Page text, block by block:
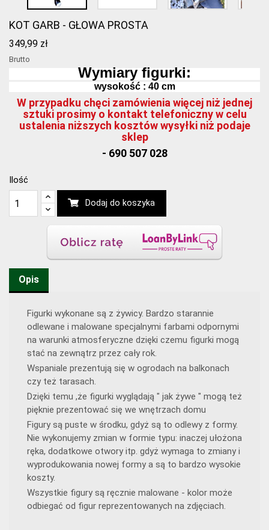
KOT GARB - GŁOWA PROSTA
349,99 zł
Brutto
Wymiary figurki:
wysokość : 40 cm
W przypadku chęci zamówienia więcej niż jednej
sztuki prosimy o kontakt telefoniczny w celu
ustalenia niższych kosztów wysyłki niż podaje
sklep
- 690 507 028
Ilość
Dodaj do koszyka
Opis
Figurki wykonane są z żywicy. Bardzo starannie
odlewane i malowane specjalnymi farbami odpornymi
na warunki atmosferyczne dzięki czemu figurki mogą
stać na zewnątrz przez cały rok.
Wspaniale prezentują się w ogrodach na balkonach
czy też tarasach.
Dzięki temu ,że figurki wyglądają " jak żywe " mogą też
pięknie prezentować się we wnętrzach domu
Figury są puste w środku, gdyż są to odlewy z formy.
Nie wykonujemy zmian w formie typu: inaczej ułożona
ręka, dodatkowe otwory itp. gdyż wymaga to zmiany i
wyprodukowania nowej formy a są to bardzo wysokie
koszty.
Wszystkie figury są ręcznie malowane - kolor może
odbiegać od figur reprezentowanych na zdjęciach.